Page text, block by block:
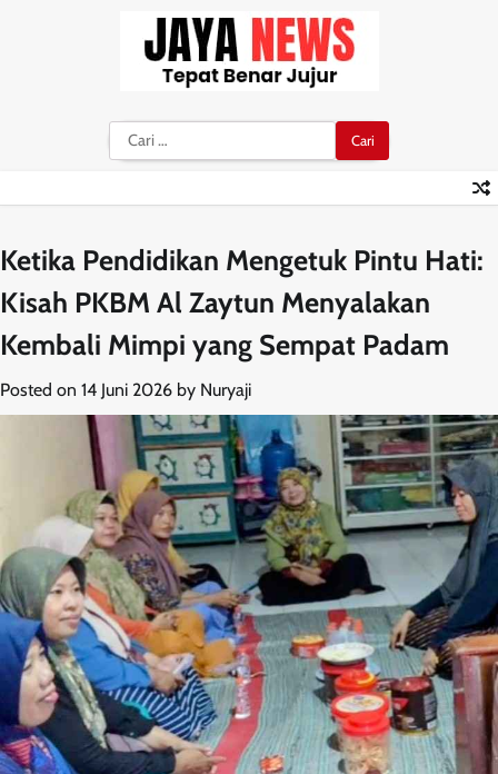
Cari
untuk:
Ketika Pendidikan Mengetuk Pintu Hati:
Kisah PKBM Al Zaytun Menyalakan
Kembali Mimpi yang Sempat Padam
Posted on 14 Juni 2026 by Nuryaji